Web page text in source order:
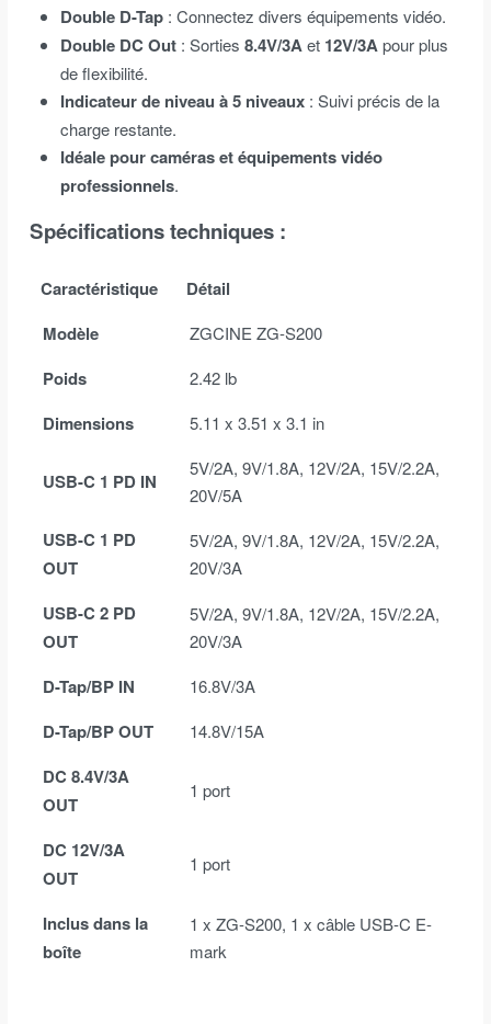
Double D-Tap : Connectez divers équipements vidéo.
Double DC Out : Sorties8.4V/3Aet 12V/3Apour plus
de flexibilité.
Indicateur de niveau à 5 niveaux : Suivi précis de la
charge restante.
Idéale pour caméras et équipements vidéo
professionnels.
Spécifications techniques :
Caractéristique
Détail
Modèle
ZGCINE ZG-S200
Poids 2.42 lb
Dimensions 5.11 x 3.51 x 3.1 in
USB-C 1 PD IN
5V/2A, 9V/1.8A, 12V/2A, 15V/2.2A,
20V/5A
USB-C 1 PD
OUT
5V/2A, 9V/1.8A, 12V/2A, 15V/2.2A,
20V/3A
USB-C 2 PD
OUT
5V/2A, 9V/1.8A, 12V/2A, 15V/2.2A,
20V/3A
D-Tap/BP IN 16.8V/3A
D-Tap/BP OUT 14.8V/15A
DC 8.4V/3A
OUT
1 port
DC 12V/3A
OUT
1 port
Inclus dans la
boîte
1 x ZG-S200, 1 x câble USB-C E-
mark